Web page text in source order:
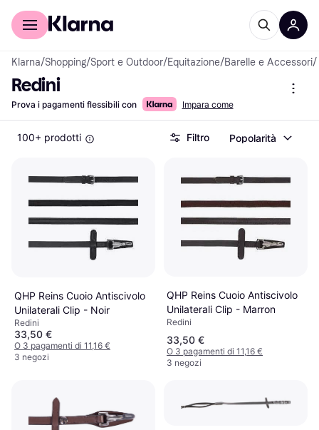
Per il tuo shopping
Klarna/Shopping/Sport e Outdoor/Equitazione/Barelle e Accessori/
Redini
Prova i pagamenti flessibili con Impara come
100+ prodotti Filtro Popolarità
QHP Reins Cuoio Antiscivolo
Unilaterali Clip - Noir
Redini
33,50 €
O 3 pagamenti di 11,16 €
3 negozi
QHP Reins Cuoio Antiscivolo
Unilaterali Clip - Marron
Redini
33,50 €
O 3 pagamenti di 11,16 €
3 negozi